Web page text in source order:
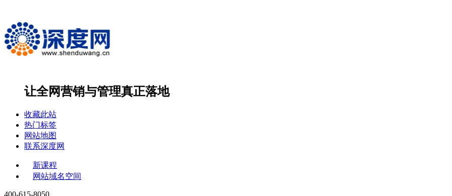
让全网营销与管理真正落地
收藏此站
热门标签
网站地图
联系深度网
新课程
网站域名空间
400-615-8050